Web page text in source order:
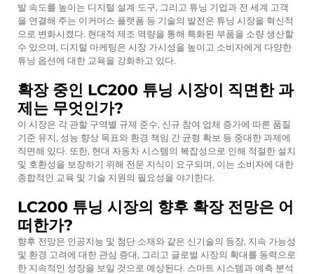
발 속도를 높이는 디지털 설계 도구, 그리고 튜닝 기업과 전 세계 고객
을 연결해 주는 이커머스 플랫폼 등 기술의 발전은 튜닝 시장을 혁신적
으로 변화시켰다. 현대적 제조 역량을 통해 특화된 부품을 소량 생산할
수 있으며, 디지털 마케팅은 시장 가시성을 높이고 소비자에게 다양한
튜닝 옵션에 대한 교육을 강화하고 있다.
확장 중인 LC200 튜닝 시장이 직면한 과
제는 무엇인가?
이 시장은 각 관할 구역별 규제 준수, 신규 참여 업체 증가에 따른 품질
기준 유지, 성능 향상 목표와 환경 책임 간 균형 확보 등 중대한 과제에
직면해 있다. 또한, 현대 자동차 시스템의 복잡성으로 인해 적절한 설치
및 호환성을 보장하기 위해 전문 지식이 요구되며, 이는 소비자에 대한
종합적인 교육 및 기술 지원의 필요성을 야기한다.
LC200 튜닝 시장의 향후 확장 전망은 어
떠한가?
향후 전망은 인공지능 및 첨단 소재와 같은 신기술의 등장, 지속 가능성
및 환경 고려에 대한 관심 증대, 그리고 글로벌 시장의 확대를 동력으로
한 지속적인 성장을 보일 것으로 예상된다. 스마트 시스템과 예측 분석